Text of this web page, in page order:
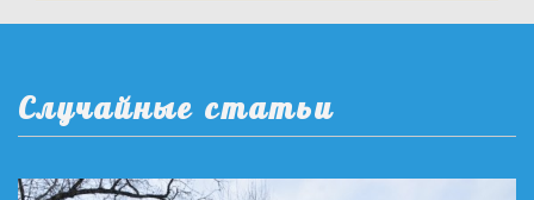
Случайные статьи